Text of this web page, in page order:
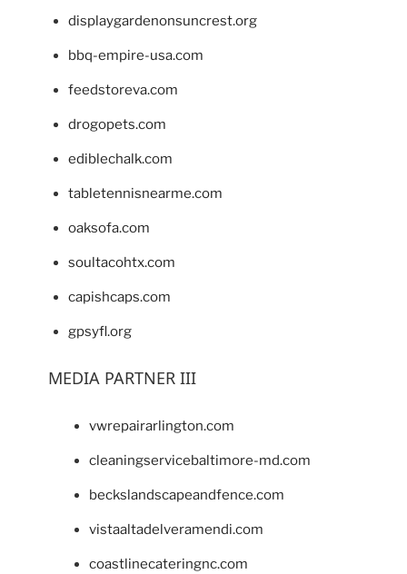
displaygardenonsuncrest.org
bbq-empire-usa.com
feedstoreva.com
drogopets.com
ediblechalk.com
tabletennisnearme.com
oaksofa.com
soultacohtx.com
capishcaps.com
gpsyfl.org
MEDIA PARTNER III
vwrepairarlington.com
cleaningservicebaltimore-md.com
beckslandscapeandfence.com
vistaaltadelveramendi.com
coastlinecateringnc.com